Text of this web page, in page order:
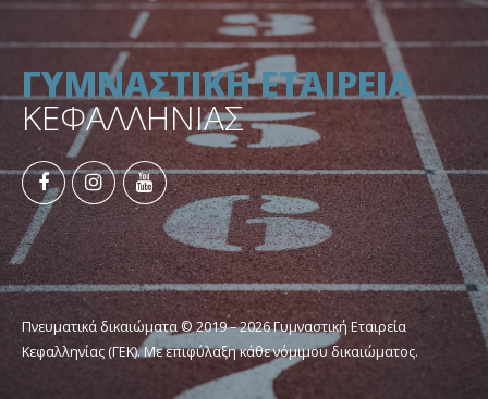
ΓΥΜΝΑΣΤΙΚΗ ΕΤΑΙΡΕΙΑ
ΚΕΦΑΛΛΗΝΙΑΣ
Πνευματικά δικαιώματα © 2019 – 2026 Γυμναστική Εταιρεία
Κεφαλληνίας (ΓΕΚ). Με επιφύλαξη κάθε νόμιμου δικαιώματος.